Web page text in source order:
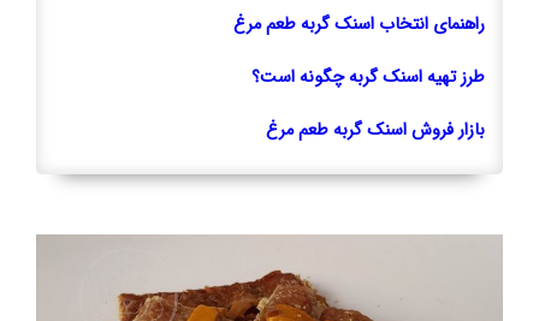
راهنمای انتخاب اسنک گربه طعم مرغ
طرز تهیه اسنک گربه چگونه است؟
بازار فروش اسنک گربه طعم مرغ